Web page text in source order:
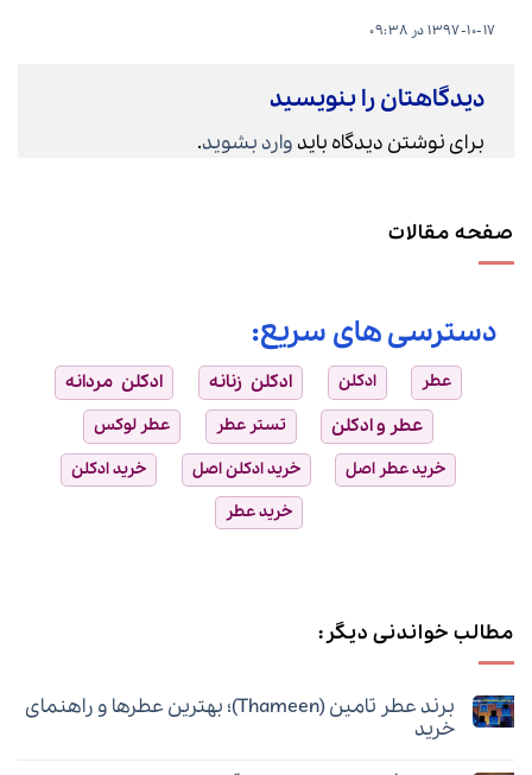
1397-10-17 در 09:38
دیدگاهتان را بنویسید
برای نوشتن دیدگاه باید وارد بشوید.
صفحه مقالات
دسترسی های سریع:
عطر ادکلن ادکلن زنانه
ادکلن مردانه
عطر و ادکلن
تستر عطر
عطر لوکس
خرید عطر اصل
خرید ادکلن اصل
خرید ادکلن
خرید عطر
مطالب خواندنی دیگر:
برند عطر تامین (Thameen)؛ بهترین عطرها و راهنمای
خرید